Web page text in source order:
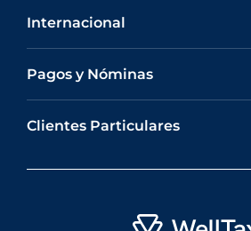
Internacional
Pagos y Nóminas
Clientes Particulares